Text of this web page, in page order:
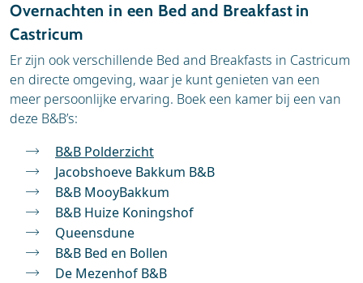
Overnachten in een Bed and Breakfast in
Castricum
Er zijn ook verschillende Bed and Breakfasts in Castricum
en directe omgeving, waar je kunt genieten van een
meer persoonlijke ervaring. Boek een kamer bij een van
deze B&B’s:
B&B Polderzicht
Jacobshoeve Bakkum B&B
B&B MooyBakkum
B&B Huize Koningshof
Queensdune
B&B Bed en Bollen
De Mezenhof B&B